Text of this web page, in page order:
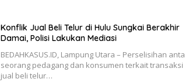
Konflik Jual Beli Telur di Hulu Sungkai Berakhir
Damai, Polisi Lakukan Mediasi
BEDAHKASUS.ID, Lampung Utara – Perselisihan
seorang pedagang dan konsumen terkait transaksi
jual beli telur…